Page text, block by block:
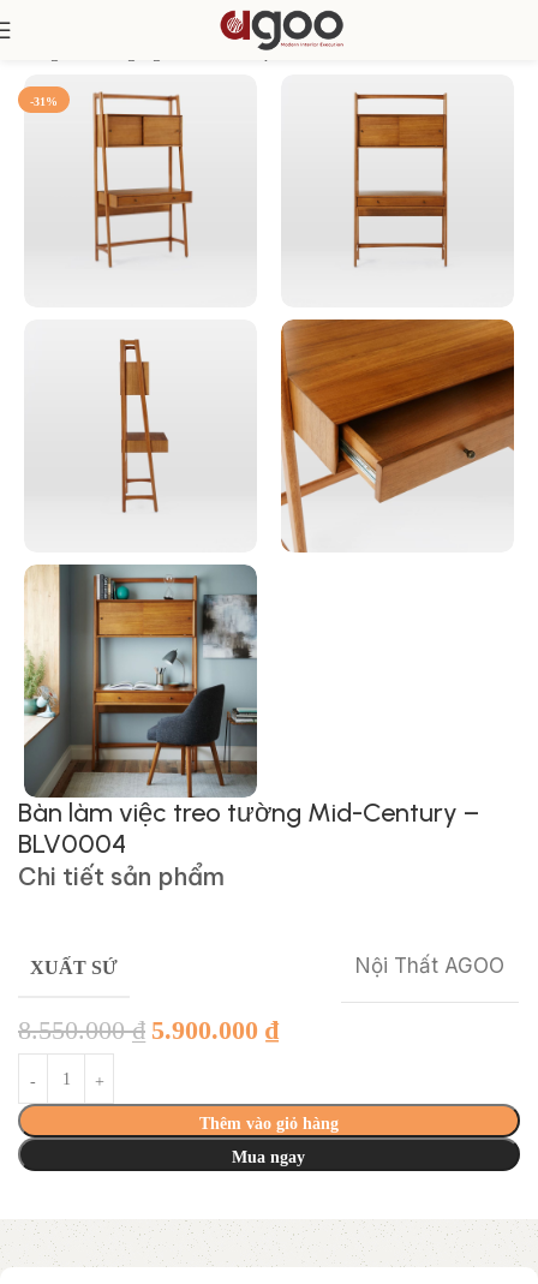
Bàn Làm Việc
-31%
Bàn làm việc treo tường Mid-Century –
BLV0004
Chi tiết sản phẩm
XUẤT SỨ Nội Thất AGOO
8.550.000₫ 5.900.000 ₫
Thêm vào giỏ hàng
Mua ngay